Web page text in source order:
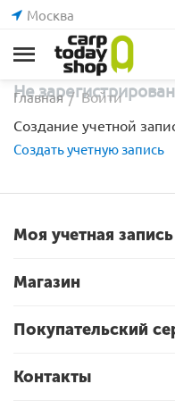
Москва
Главная / Войти
Не
Создание учетной
Создать учетную запись
Моя учетная запись
Магазин
Покупательский
Контакты